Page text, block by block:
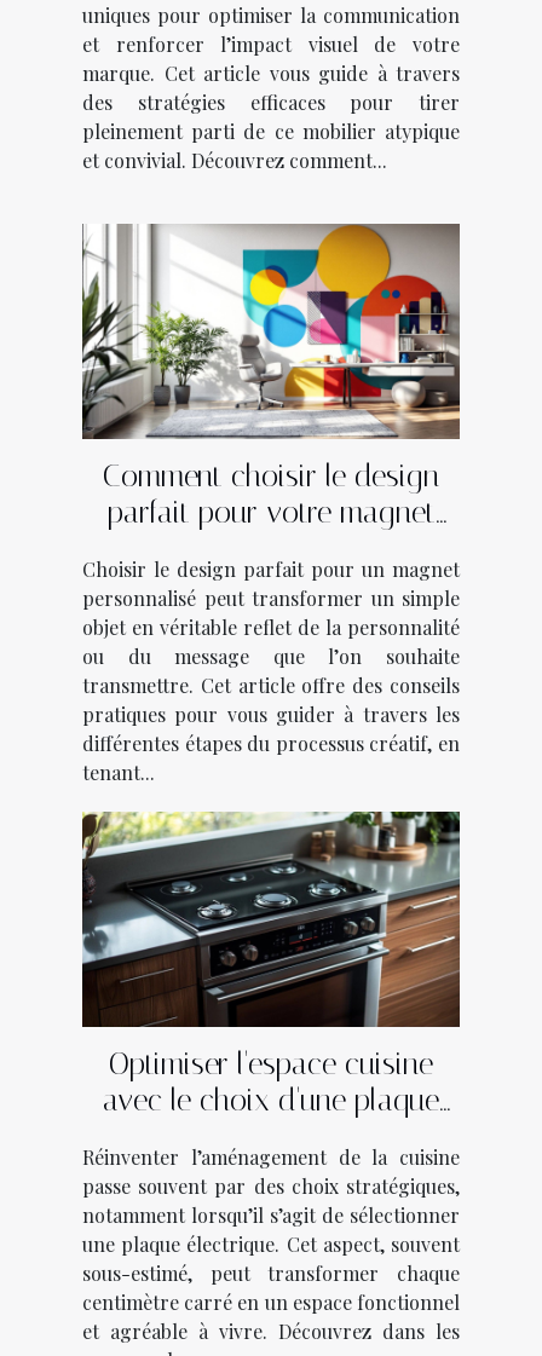
uniques pour optimiser la communication
et renforcer l’impact visuel de votre
marque. Cet article vous guide à travers
des stratégies efficaces pour tirer
pleinement parti de ce mobilier atypique
et convivial. Découvrez comment...
Comment choisir le design
parfait pour votre magnet
Choisir le design parfait pour un magnet
personnalisé peut transformer un simple
objet en véritable reflet de la personnalité
ou du message que l’on souhaite
transmettre. Cet article offre des conseils
pratiques pour vous guider à travers les
différentes étapes du processus créatif, en
tenant...
Optimiser l'espace cuisine
avec le choix d'une plaque
Réinventer l’aménagement de la cuisine
passe souvent par des choix stratégiques,
notamment lorsqu’il s’agit de sélectionner
une plaque électrique. Cet aspect, souvent
sous-estimé, peut transformer chaque
centimètre carré en un espace fonctionnel
et agréable à vivre. Découvrez dans les